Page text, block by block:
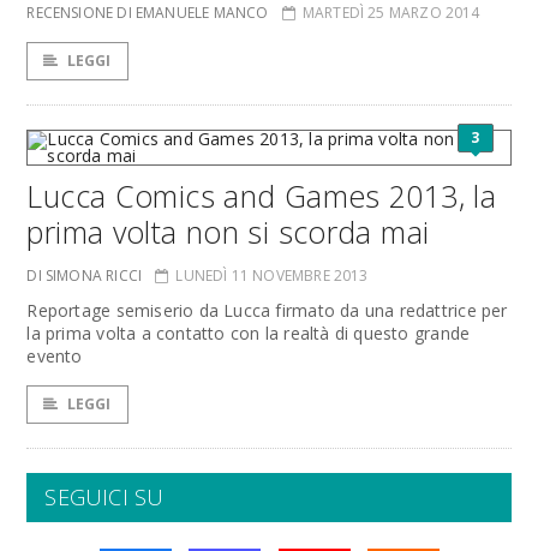
RECENSIONE DI EMANUELE MANCO MARTEDÌ 25 MARZO 2014
LEGGI
3
Lucca Comics and Games 2013, la
prima volta non si scorda mai
DI SIMONA RICCI LUNEDÌ 11 NOVEMBRE 2013
Reportage semiserio da Lucca firmato da una redattrice per
la prima volta a contatto con la realtà di questo grande
evento
LEGGI
SEGUICI SU